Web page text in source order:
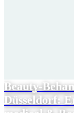
Beauty-
Düsseldorf: